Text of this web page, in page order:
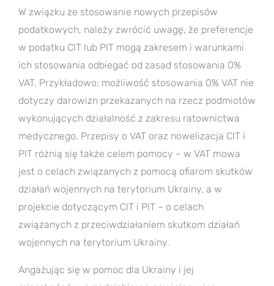
W związku ze stosowanie nowych przepisów
podatkowych, należy zwrócić uwagę, że preferencje
w podatku CIT lub PIT mogą zakresem i warunkami
ich stosowania odbiegać od zasad stosowania 0%
VAT. Przykładowo: możliwość stosowania 0% VAT nie
dotyczy darowizn przekazanych na rzecz podmiotów
wykonujących działalność z zakresu ratownictwa
medycznego. Przepisy o VAT oraz nowelizacja CIT i
PIT różnią się także celem pomocy – w VAT mowa
jest o celach związanych z pomocą ofiarom skutków
działań wojennych na terytorium Ukrainy, a w
projekcie dotyczącym CIT i PIT – o celach
związanych z przeciwdziałaniem skutkom działań
wojennych na terytorium Ukrainy.
Angażując się w pomoc dla Ukrainy i jej